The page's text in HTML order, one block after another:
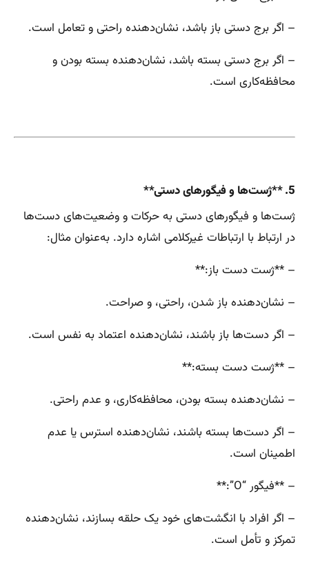
– اگر برج دستی باز باشد، نشان‌دهنده راحتی و تعامل است.
– اگر برج دستی بسته باشد، نشان‌دهنده بسته بودن و
محافظه‌کاری است.
5. **ژست‌ها و فیگورهای دستی**
ژست‌ها و فیگورهای دستی به حرکات و وضعیت‌های دست‌ها
در ارتباط با ارتباطات غیرکلامی اشاره دارد. به‌عنوان مثال:
– **ژست دست باز:**
– نشان‌دهنده باز شدن، راحتی، و صراحت.
– اگر دست‌ها باز باشند، نشان‌دهنده اعتماد به نفس است.
– **ژست دست بسته:**
– نشان‌دهنده بسته بودن، محافظه‌کاری، و عدم راحتی.
– اگر دست‌ها بسته باشند، نشان‌دهنده استرس یا عدم
اطمینان است.
– **فیگور “O”:**
– اگر افراد با انگشت‌های خود یک حلقه بسازند، نشان‌دهنده
تمرکز و تأمل است.